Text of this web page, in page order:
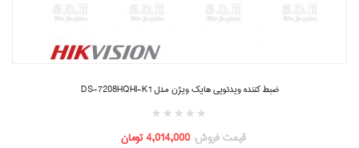
ضبط کننده ویدئویی هایک ویژن مدل DS-7208HQHI-K1
قیمت فروش: 4,014,000 تومان